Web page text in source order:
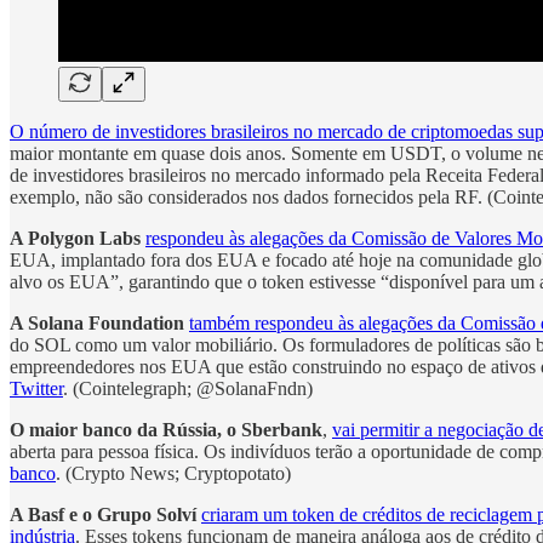
O número de investidores brasileiros no mercado de criptomoedas
maior montante em quase dois anos. Somente em USDT, o volume
de investidores brasileiros no mercado informado pela Receita
exemplo, não são considerados nos dados fornecidos pela RF.
A Polygon Labs respondeu às alegações da Comissão de Valores
EUA, implantado fora dos EUA e focado até hoje na comunidade
alvo os EUA”, garantindo que o token estivesse “disponível para
A Solana Foundation também respondeu às alegações da
do SOL como um valor mobiliário. Os formuladores de políticas são
empreendedores nos EUA que estão construindo no espaço de
Twitter. (Cointelegraph; @SolanaFndn)
O maior banco da Rússia, o Sberbank, vai permitir a negociação
aberta para pessoa física. Os indivíduos terão a oportunidade de
banco. (Crypto News; Cryptopotato)
A Basf e o Grupo Solvícriaram um token de créditos de reciclagem
indústria. Esses tokens funcionam de maneira análoga aos de